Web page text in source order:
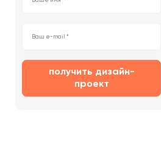
получить дизайн-
проект